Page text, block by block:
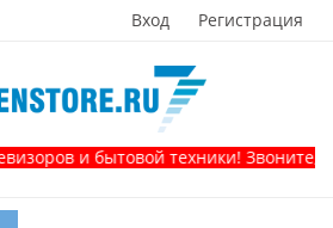
Вход Регистрация
бытовой техники! Звоните, и